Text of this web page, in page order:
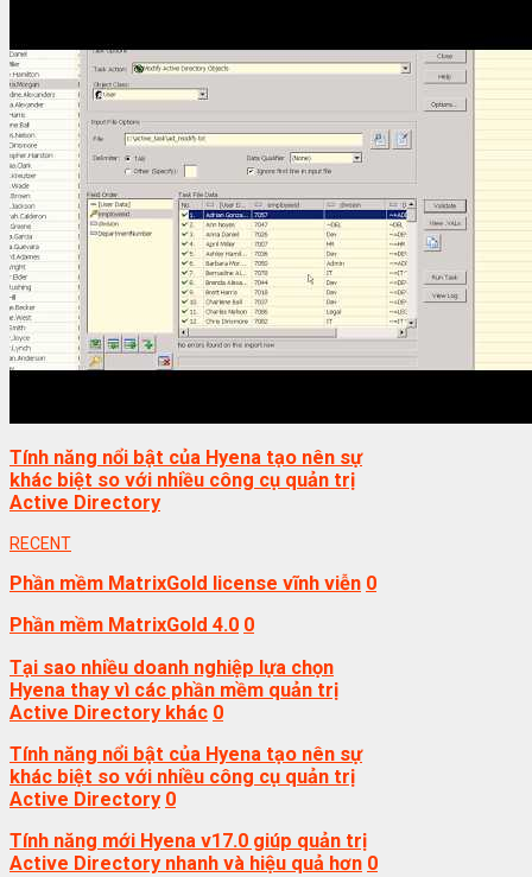
Tính năng nổi bật của Hyena tạo nên sự
khác biệt so với nhiều công cụ quản trị
Active Directory
RECENT
Phần mềm MatrixGold license vĩnh viễn 0
Phần mềm MatrixGold 4.0 0
Tại sao nhiều doanh nghiệp lựa chọn
Hyena thay vì các phần mềm quản trị
Active Directory khác 0
Tính năng nổi bật của Hyena tạo nên sự
khác biệt so với nhiều công cụ quản trị
Active Directory 0
Tính năng mới Hyena v17.0 giúp quản trị
Active Directory nhanh và hiệu quả hơn 0